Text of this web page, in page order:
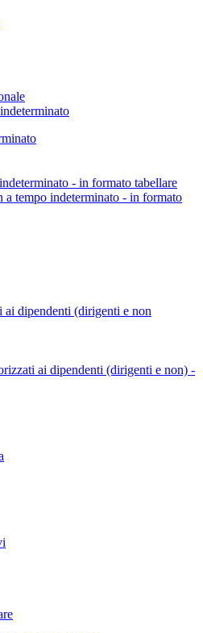
- in formato tabellare
a tempo indeterminato - in formato
dipendenti (dirigenti e non
ai dipendenti (dirigenti e non) -